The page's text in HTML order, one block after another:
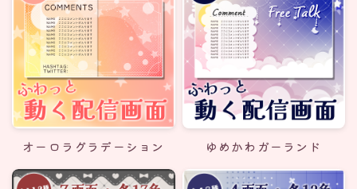
オーロラグラデーション ゆめかわガーランド